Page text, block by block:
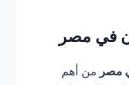
في مصر
مصر من أهم